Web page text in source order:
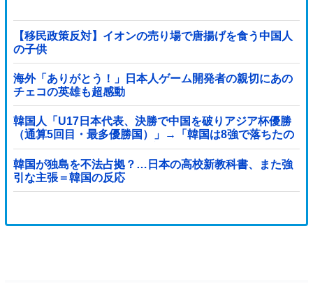
【移民政策反対】イオンの売り場で唐揚げを食う中国人
の子供
海外「ありがとう！」日本人ゲーム開発者の親切にあの
チェコの英雄も超感動
韓国人「U17日本代表、決勝で中国を破りアジア杯優勝
（通算5回目・最多優勝国）」→「韓国は8強で落ちたの
に・・・もう越えられない壁になってしまったね」「韓
国は監督の問題が大きい」「日本はもうどんなに精神勝
利したところで超えられない壁である」
韓国が独島を不法占拠？…日本の高校新教科書、また強
引な主張＝韓国の反応